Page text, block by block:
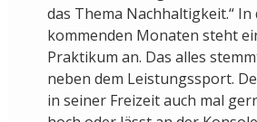
das Thema Nachhaltigkeit.“ In
kommenden Monaten steht
Praktikum an. Das alles
neben dem Leistungssport.
in seiner Freizeit auch mal